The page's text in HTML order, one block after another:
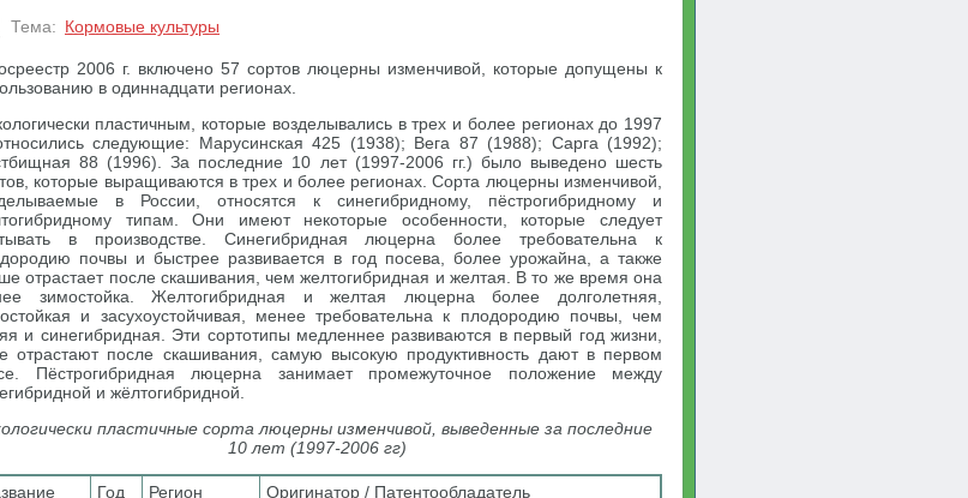
Тема: Кормовые культуры
2006 г. включено 57 сортов люцерны изменчивой, которые допущены к
в одиннадцати регионах.
пластичным, которые возделывались в трех и более регионах до 1997
следующие: Марусинская 425 (1938); Вега 87 (1988); Сарга (1992);
88 (1996). За последние 10 лет (1997-2006 гг.) было выведено шесть
которые выращиваются в трех и более регионах. Сорта люцерны изменчивой,
в России, относятся к синегибридному, пёстрогибридному и
типам. Они имеют некоторые особенности, которые следует
в производстве. Синегибридная люцерна более требовательна к
почвы и быстрее развивается в год посева, более урожайна, а также
отрастает после скашивания, чем желтогибридная и желтая. В то же время она
зимостойка. Желтогибридная и желтая люцерна более долголетняя,
и засухоустойчивая, менее требовательна к плодородию почвы, чем
и синегибридная. Эти сортотипы медленнее развиваются в первый год жизни,
отрастают после скашивания, самую высокую продуктивность дают в первом
Пёстрогибридная люцерна занимает промежуточное положение между
и жёлтогибридной.
пластичные сорта люцерны изменчивой, выведенные за последние
10 лет (1997-2006 гг)
Год
Регион
Оригинатор / Патентообладатель